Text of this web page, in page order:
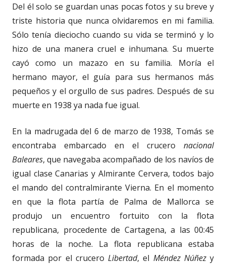
Del él solo se guardan unas pocas fotos y su breve y
triste historia que nunca olvidaremos en mi familia.
Sólo tenía dieciocho cuando su vida se terminó y lo
hizo de una manera cruel e inhumana. Su muerte
cayó como un mazazo en su familia. Moría el
hermano mayor, el guía para sus hermanos más
pequeños y el orgullo de sus padres. Después de su
muerte en 1938 ya nada fue igual.
En la madrugada del 6 de marzo de 1938, Tomás se
encontraba embarcado en el crucero nacional
Baleares, que navegaba acompañado de los navíos de
igual clase Canarias y Almirante Cervera, todos bajo
el mando del contralmirante Vierna. En el momento
en que la flota partía de Palma de Mallorca se
produjo un encuentro fortuito con la flota
republicana, procedente de Cartagena, a las 00:45
horas de la noche. La flota republicana estaba
formada por el crucero Libertad, el Méndez Núñezy